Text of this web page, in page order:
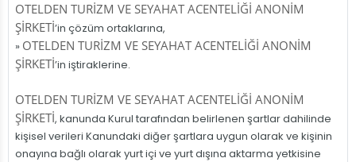
OTELDEN TURİZM VE SEYAHAT ACENTELİĞİ ANONİM
ŞİRKETİ’in çözüm ortaklarına,
» OTELDEN TURİZM VE SEYAHAT ACENTELİĞİ ANONİM
ŞİRKETİ’in iştiraklerine.
OTELDEN TURİZM VE SEYAHAT ACENTELİĞİ ANONİM
ŞİRKETİ, kanunda Kurul tarafından belirlenen şartlar dahilinde
kişisel verileri Kanundaki diğer şartlara uygun olarak ve kişinin
onayına bağlı olarak yurt içi ve yurt dışına aktarma yetkisine